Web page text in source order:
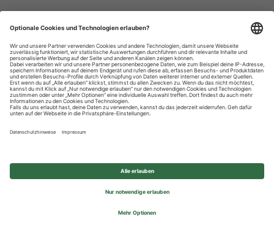
Datenschutzhinweise
Impressum
Privatsphäre-Einstellungen
© 2026 REWE Group - All rights reserved